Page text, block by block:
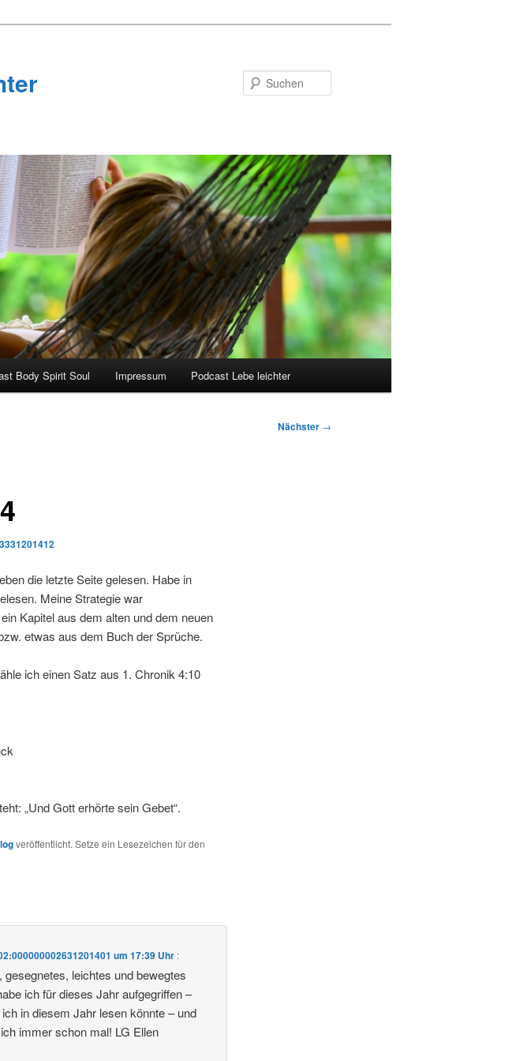
Body Spirit Soul Impressum Podcast Lebe leichter
Nächster →
die letzte Seite gelesen. Habe in
Meine Strategie war
Kapitel aus dem alten und dem neuen
etwas aus dem Buch der Sprüche.
ich einen Satz aus 1. Chronik 4:10
„Und Gott erhörte sein Gebet“.
veröffentlicht. Setze ein Lesezeichen für den
um 17:39 Uhr :
leichtes und bewegtes
ich für dieses Jahr aufgegriffen –
in diesem Jahr lesen könnte – und
immer schon mal! LG Ellen